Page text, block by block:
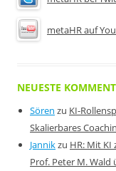
metaHR auf
NEUESTE
Sören zu KI-
Skalierbares
Jannikzu HR: Mit KI
Prof. Peter M.